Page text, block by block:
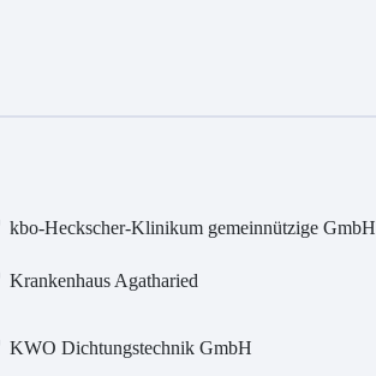
kbo-Heckscher-Klinikum gemeinnützige GmbH
Krankenhaus Agatharied
KWO Dichtungstechnik GmbH